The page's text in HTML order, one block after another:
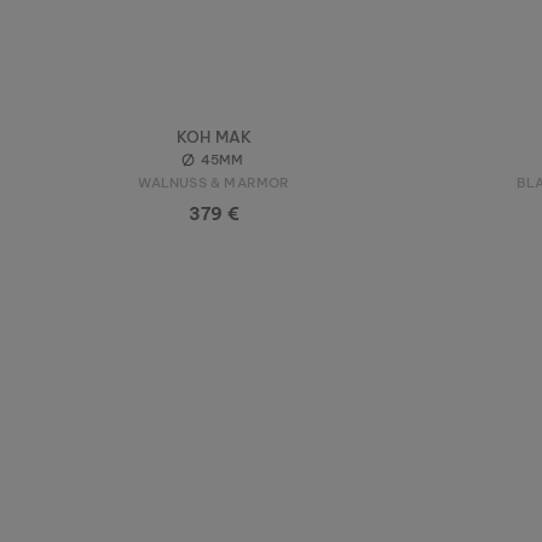
KOH MAK
45MM
WALNUSS & MARMOR
379 €